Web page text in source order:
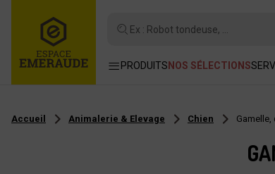
Ex : Robot tondeuse, ...
PRODUITS NOS SÉLECTIONS
Accueil Animalerie & Elevage Chien